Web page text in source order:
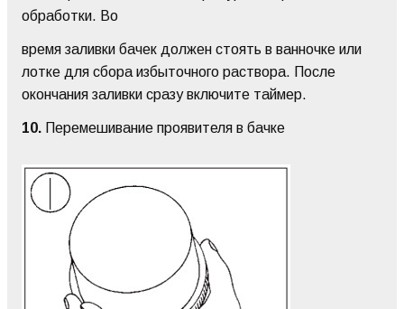
обработки. Во
время заливки бачек должен стоять в ванночке или
лотке для сбора избыточного раствора. После
окончания заливки сразу включите таймер.
10. Перемешивание проявителя в бачке